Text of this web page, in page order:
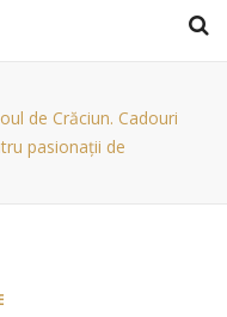
de Crăciun. Cadouri
pasionații de